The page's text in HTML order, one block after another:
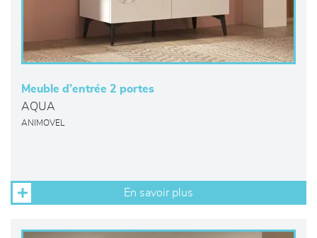
Meuble d’entrée 2 portes
AQUA
ANIMOVEL
En savoir plus